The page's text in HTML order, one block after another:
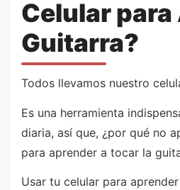
Celular
Guitarra?
Todos llevamos nuestro
Es una herramienta
diaria, así que, ¿por qué no
para aprender a tocar la
Usar tu celular para